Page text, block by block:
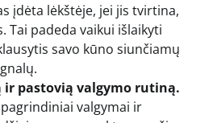
įdėta lėkštėje, jei jis tvirtina,
Tai padeda vaikui išlaikyti
savo kūno siunčiamų
pastovią valgymo rutiną.
valgymai ir